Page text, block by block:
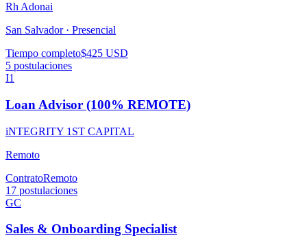
Rh Adonai
San Salvador · Presencial
Tiempo completo$425 USD
5 postulaciones
I1
Loan Advisor (100% REMOTE)
iNTEGRITY 1ST CAPITAL
Remoto
ContratoRemoto
17 postulaciones
GC
Sales & Onboarding Specialist